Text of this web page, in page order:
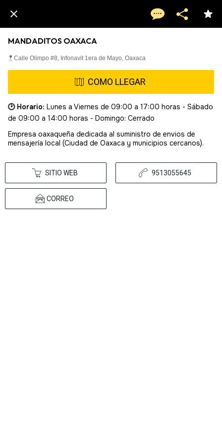
MANDADITOS OAXACA
Calle Olimpo #8, Infonavit 1era de Mayo, Oaxaca
COMO LLEGAR
🕑 Horario: Lunes a Viernes de 09:00 a 17:00 horas - Sábado
de 09:00 a 14:00 horas - Domingo: Cerrado
Empresa oaxaqueña dedicada al suministro de envios de
mensajería local (Ciudad de Oaxaca y municipios cercanos).
SITIO WEB 9513055645
CORREO